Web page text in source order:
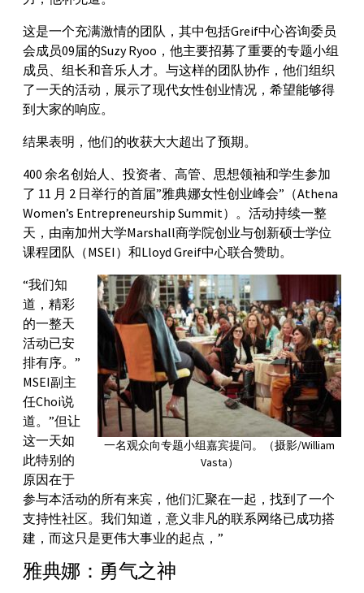
这是一个充满激情的团队，其中包括Greif中心咨询委员
会成员09届的Suzy Ryoo，他主要招募了重要的专题小组
成员、组长和音乐人才。与这样的团队协作，他们组织
了一天的活动，展示了现代女性创业情况，希望能够得
到大家的响应。
结果表明，他们的收获大大超出了预期。
400 余名创始人、投资者、高管、思想领袖和学生参加
了 11 月 2 日举行的首届”雅典娜女性创业峰会”（Athena
Women’s Entrepreneurship Summit）。活动持续一整
天，由南加州大学Marshall商学院创业与创新硕士学位
课程团队（MSEI）和Lloyd Greif中心联合赞助。
一名观众向专题小组嘉宾提问。（摄影/William
Vasta）
“我们知
道，精彩
的一整天
活动已安
排有序。”
MSEI副主
任Choi说
道。”但让
这一天如
此特别的
原因在于
参与本活动的所有来宾，他们汇聚在一起，找到了一个
支持性社区。我们知道，意义非凡的联系网络已成功搭
建，而这只是更伟大事业的起点，”
雅典娜：勇气之神